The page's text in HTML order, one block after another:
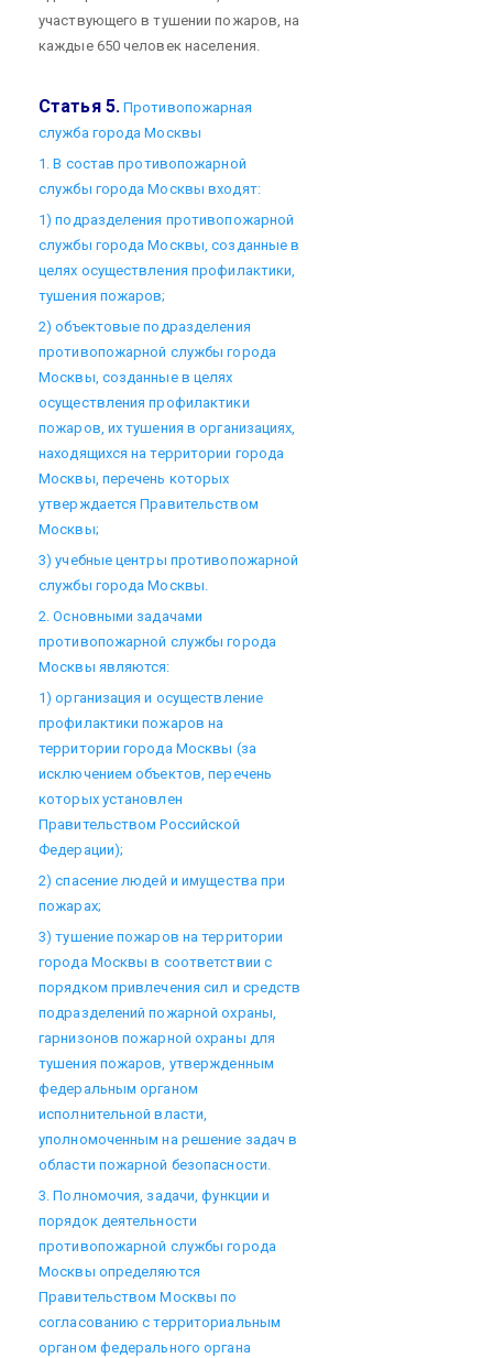
участвующего в тушении пожаров, на
каждые 650 человек населения.
Статья 5.Противопожарная
служба города Москвы
1. В состав противопожарной
службы города Москвы входят:
1) подразделения противопожарной
службы города Москвы, созданные в
целях осуществления профилактики,
тушения пожаров;
2) объектовые подразделения
противопожарной службы города
Москвы, созданные в целях
осуществления профилактики
пожаров, их тушения в организациях,
находящихся на территории города
Москвы, перечень которых
утверждается Правительством
Москвы;
3) учебные центры противопожарной
службы города Москвы.
2. Основными задачами
противопожарной службы города
Москвы являются:
1) организация и осуществление
профилактики пожаров на
территории города Москвы (за
исключением объектов, перечень
которых установлен
Правительством Российской
Федерации);
2) спасение людей и имущества при
пожарах;
3) тушение пожаров на территории
города Москвы в соответствии с
порядком привлечения сил и средств
подразделений пожарной охраны,
гарнизонов пожарной охраны для
тушения пожаров, утвержденным
федеральным органом
исполнительной власти,
уполномоченным на решение задач в
области пожарной безопасности.
3. Полномочия, задачи, функции и
порядок деятельности
противопожарной службы города
Москвы определяются
Правительством Москвы по
согласованию с территориальным
органом федерального органа